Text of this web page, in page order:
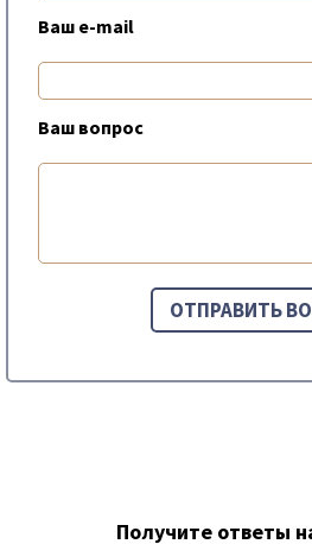
Ваш e-mail
Ваш вопрос
Получите ответы